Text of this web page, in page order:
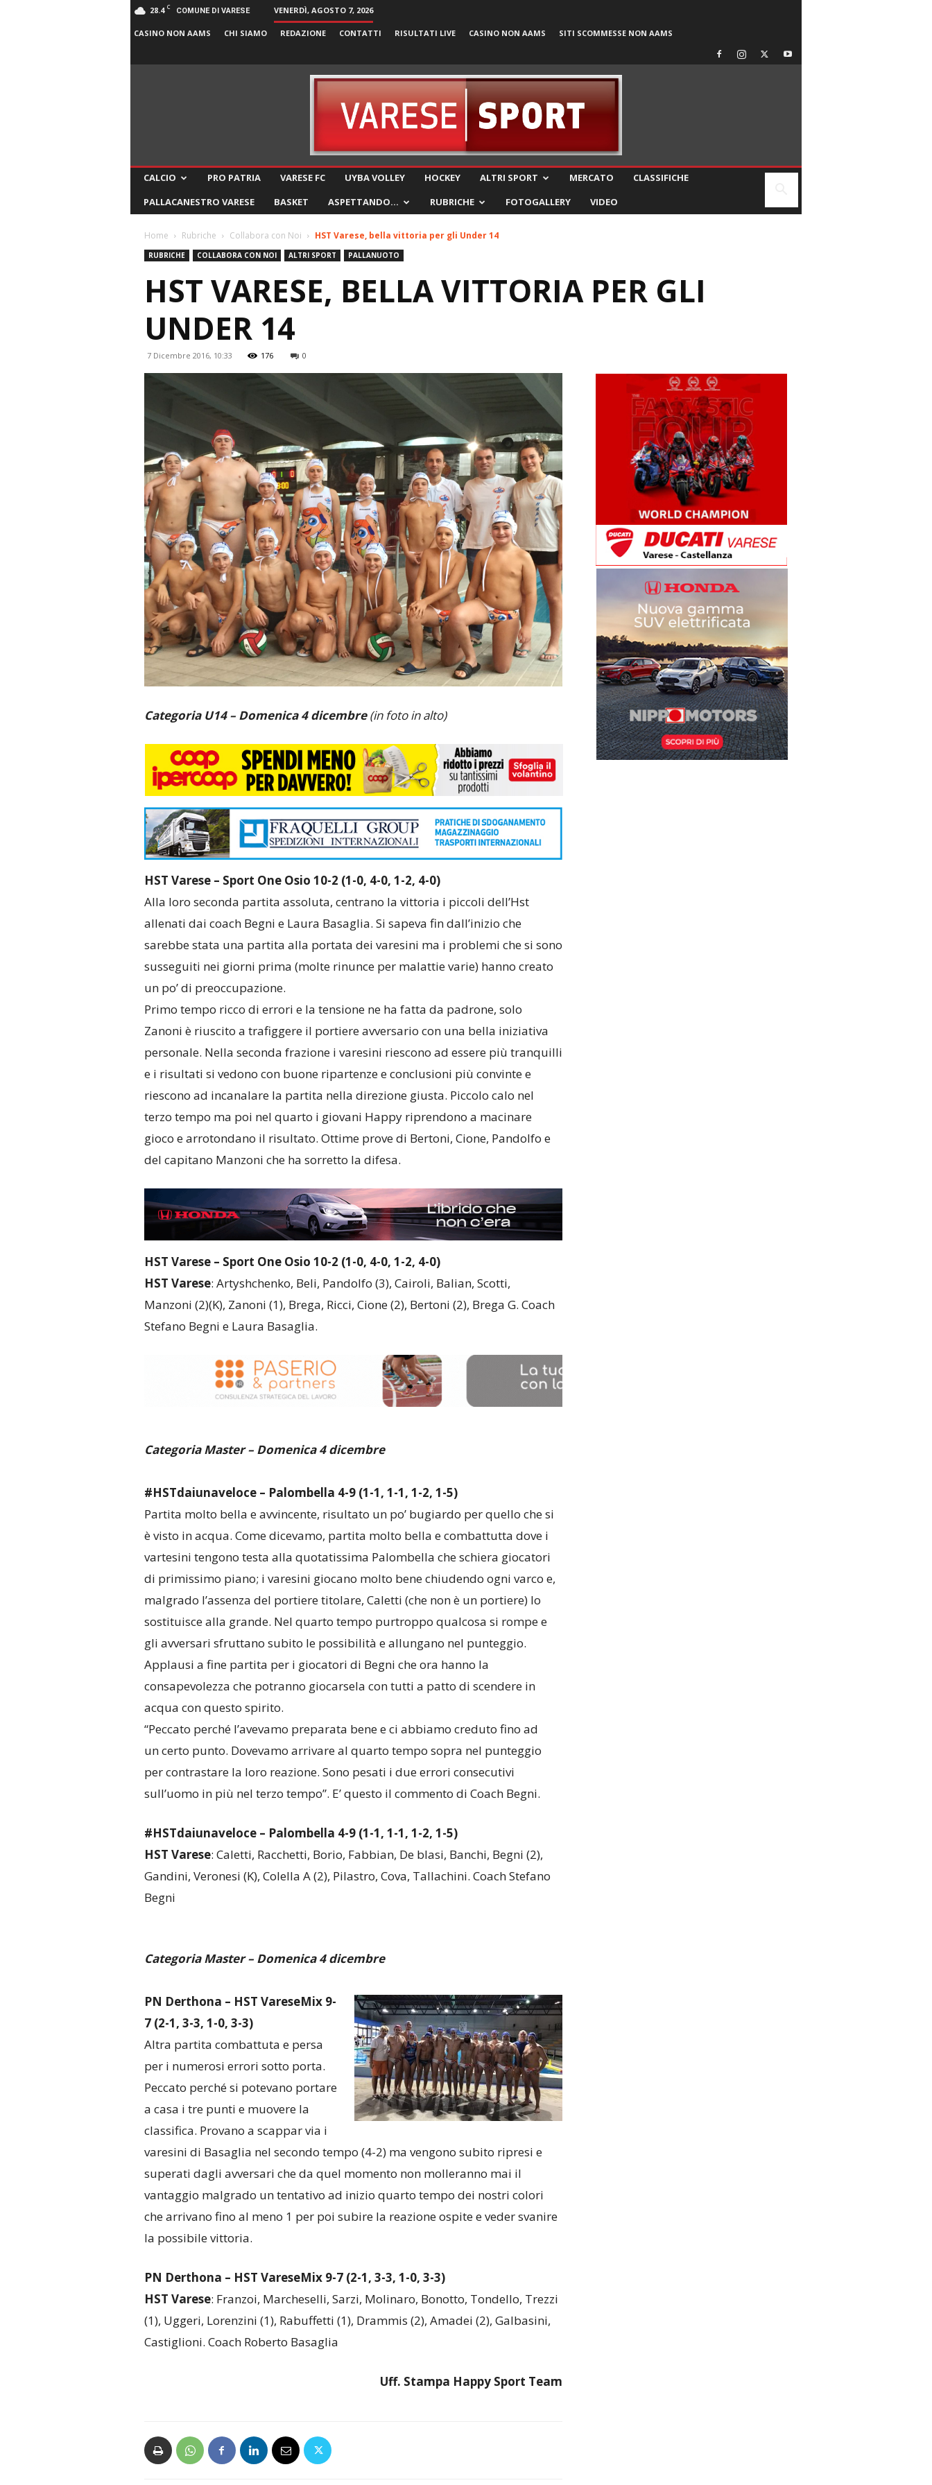
28.4 C COMUNE DI VARESE VENERDÌ, AGOSTO 7, 2026
CASINO NON AAMS CHI SIAMO REDAZIONE CONTATTI RISULTATI LIVE CASINO NON AAMS SITI SCOMMESSE NON AAMS
CALCIO PRO PATRIA VARESE FC UYBA VOLLEY HOCKEY ALTRI SPORT MERCATO
CLASSIFICHE
PALLACANESTRO VARESE
BASKET ASPETTANDO… RUBRICHE FOTOGALLERY VIDEO
Home Rubriche Collabora con Noi HST Varese, bella vittoria per gli Under 14
RUBRICHE COLLABORA CON NOI ALTRI SPORT PALLANUOTO
HST VARESE, BELLA VITTORIA PER GLI
UNDER 14
7 Dicembre 2016, 10:33 176 0
Categoria U14 – Domenica 4 dicembre(in foto in alto)
HST Varese – Sport One Osio 10-2 (1-0, 4-0, 1-2, 4-0)
Alla loro seconda partita assoluta, centrano la vittoria i piccoli dell’Hst
allenati dai coach Begni e Laura Basaglia. Si sapeva fin dall’inizio che
sarebbe stata una partita alla portata dei varesini ma i problemi che si sono
susseguiti nei giorni prima (molte rinunce per malattie varie) hanno creato
un po’ di preoccupazione.
Primo tempo ricco di errori e la tensione ne ha fatta da padrone, solo
Zanoni è riuscito a trafiggere il portiere avversario con una bella iniziativa
personale. Nella seconda frazione i varesini riescono ad essere più tranquilli
e i risultati si vedono con buone ripartenze e conclusioni più convinte e
riescono ad incanalare la partita nella direzione giusta. Piccolo calo nel
terzo tempo ma poi nel quarto i giovani Happy riprendono a macinare
gioco e arrotondano il risultato. Ottime prove di Bertoni, Cione, Pandolfo e
del capitano Manzoni che ha sorretto la difesa.
HST Varese – Sport One Osio 10-2 (1-0, 4-0, 1-2, 4-0)
HST Varese: Artyshchenko, Beli, Pandolfo (3), Cairoli, Balian, Scotti,
Manzoni (2)(K), Zanoni (1), Brega, Ricci, Cione (2), Bertoni (2), Brega G. Coach
Stefano Begni e Laura Basaglia.
Categoria Master – Domenica 4 dicembre
#HSTdaiunaveloce – Palombella 4-9 (1-1, 1-1, 1-2, 1-5)
Partita molto bella e avvincente, risultato un po’ bugiardo per quello che si
è visto in acqua. Come dicevamo, partita molto bella e combattutta dove i
vartesini tengono testa alla quotatissima Palombella che schiera giocatori
di primissimo piano; i varesini giocano molto bene chiudendo ogni varco e,
malgrado l’assenza del portiere titolare, Caletti (che non è un portiere) lo
sostituisce alla grande. Nel quarto tempo purtroppo qualcosa si rompe e
gli avversari sfruttano subito le possibilità e allungano nel punteggio.
Applausi a fine partita per i giocatori di Begni che ora hanno la
consapevolezza che potranno giocarsela con tutti a patto di scendere in
acqua con questo spirito.
“Peccato perché l’avevamo preparata bene e ci abbiamo creduto fino ad
un certo punto. Dovevamo arrivare al quarto tempo sopra nel punteggio
per contrastare la loro reazione. Sono pesati i due errori consecutivi
sull’uomo in più nel terzo tempo”. E’ questo il commento di Coach Begni.
#HSTdaiunaveloce – Palombella 4-9 (1-1, 1-1, 1-2, 1-5)
HST Varese: Caletti, Racchetti, Borio, Fabbian, De blasi, Banchi, Begni (2),
Gandini, Veronesi (K), Colella A (2), Pilastro, Cova, Tallachini. Coach Stefano
Begni
Categoria Master – Domenica 4 dicembre
PN Derthona – HST VareseMix 9-
7 (2-1, 3-3, 1-0, 3-3)
Altra partita combattuta e persa
per i numerosi errori sotto porta.
Peccato perché si potevano portare
a casa i tre punti e muovere la
classifica. Provano a scappar via i
varesini di Basaglia nel secondo tempo (4-2) ma vengono subito ripresi e
superati dagli avversari che da quel momento non molleranno mai il
vantaggio malgrado un tentativo ad inizio quarto tempo dei nostri colori
che arrivano fino al meno 1 per poi subire la reazione ospite e veder svanire
la possibile vittoria.
PN Derthona – HST VareseMix 9-7 (2-1, 3-3, 1-0, 3-3)
HST Varese: Franzoi, Marcheselli, Sarzi, Molinaro, Bonotto, Tondello, Trezzi
(1), Uggeri, Lorenzini (1), Rabuffetti (1), Drammis (2), Amadei (2), Galbasini,
Castiglioni. Coach Roberto Basaglia
Uff. Stampa Happy Sport Team